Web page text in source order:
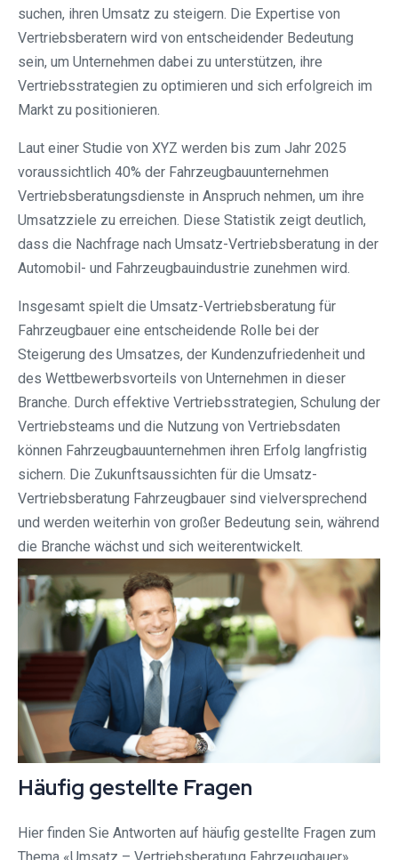
suchen, ihren Umsatz zu steigern. Die Expertise von
Vertriebsberatern wird von entscheidender Bedeutung
sein, um Unternehmen dabei zu unterstützen, ihre
Vertriebsstrategien zu optimieren und sich erfolgreich im
Markt zu positionieren.
Laut einer Studie von XYZ werden bis zum Jahr 2025
voraussichtlich 40% der Fahrzeugbauunternehmen
Vertriebsberatungsdienste in Anspruch nehmen, um ihre
Umsatzziele zu erreichen. Diese Statistik zeigt deutlich,
dass die Nachfrage nach Umsatz-Vertriebsberatung in der
Automobil- und Fahrzeugbauindustrie zunehmen wird.
Insgesamt spielt die Umsatz-Vertriebsberatung für
Fahrzeugbauer eine entscheidende Rolle bei der
Steigerung des Umsatzes, der Kundenzufriedenheit und
des Wettbewerbsvorteils von Unternehmen in dieser
Branche. Durch effektive Vertriebsstrategien, Schulung der
Vertriebsteams und die Nutzung von Vertriebsdaten
können Fahrzeugbauunternehmen ihren Erfolg langfristig
sichern. Die Zukunftsaussichten für die Umsatz-
Vertriebsberatung Fahrzeugbauer sind vielversprechend
und werden weiterhin von großer Bedeutung sein, während
die Branche wächst und sich weiterentwickelt.
Häufig gestellte Fragen
Hier finden Sie Antworten auf häufig gestellte Fragen zum